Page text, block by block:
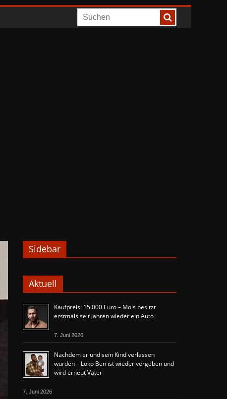
Sidebar
Aktuell
Kaufpreis: 15.000 Euro – Mois besitzt
erstmals seit Jahren wieder ein Auto
7. Juni 2026
Nachdem er und sein Kind verlassen
wurden – Loko Ben ist wieder vergeben und
wird erneut Vater
7. Juni 2026